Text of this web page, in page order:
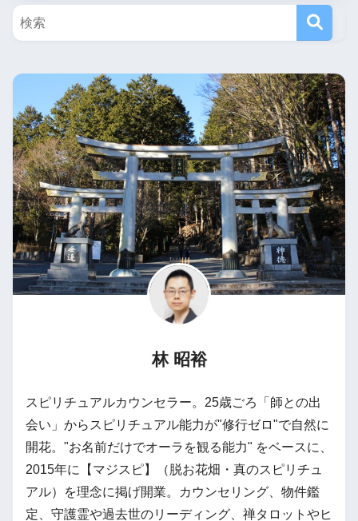
林 昭裕
スピリチュアルカウンセラー。25歳ごろ「師との出
会い」からスピリチュアル能力が"修行ゼロ"で自然に
開花。"お名前だけでオーラを観る能力" をベースに、
2015年に【マジスピ】（脱お花畑・真のスピリチュ
アル）を理念に掲げ開業。カウンセリング、物件鑑
定、守護霊や過去世のリーディング、禅タロットやヒ